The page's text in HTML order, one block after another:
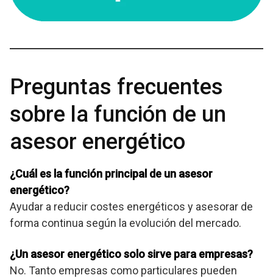
Preguntas frecuentes
sobre la función de un
asesor energético
¿Cuál es la función principal de un asesor
energético?
Ayudar a reducir costes energéticos y asesorar de
forma continua según la evolución del mercado.
¿Un asesor energético solo sirve para empresas?
No. Tanto empresas como particulares pueden